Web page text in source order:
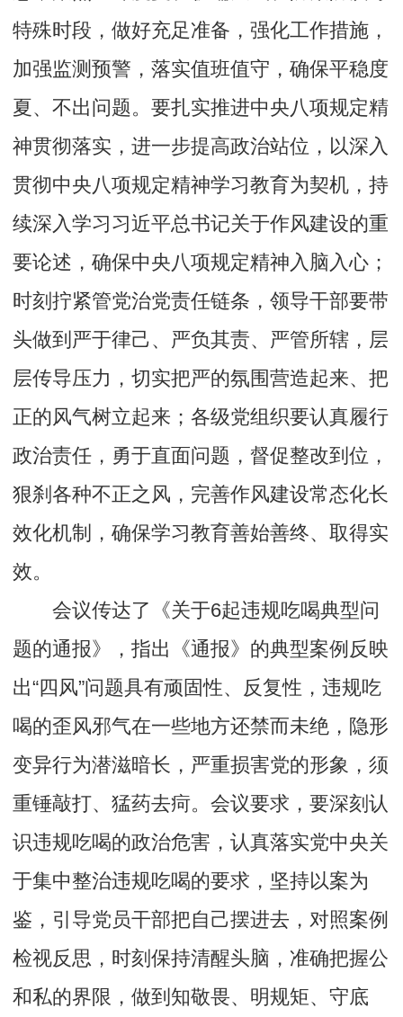
特殊时段，做好充足准备，强化工作措施，
加强监测预警，落实值班值守，确保平稳度
夏、不出问题。要扎实推进中央八项规定精
神贯彻落实，进一步提高政治站位，以深入
贯彻中央八项规定精神学习教育为契机，持
续深入学习习近平总书记关于作风建设的重
要论述，确保中央八项规定精神入脑入心；
时刻拧紧管党治党责任链条，领导干部要带
头做到严于律己、严负其责、严管所辖，层
层传导压力，切实把严的氛围营造起来、把
正的风气树立起来；各级党组织要认真履行
政治责任，勇于直面问题，督促整改到位，
狠刹各种不正之风，完善作风建设常态化长
效化机制，确保学习教育善始善终、取得实
效。
会议传达了《关于6起违规吃喝典型问
题的通报》，指出《通报》的典型案例反映
出“四风”问题具有顽固性、反复性，违规吃
喝的歪风邪气在一些地方还禁而未绝，隐形
变异行为潜滋暗长，严重损害党的形象，须
重锤敲打、猛药去疴。会议要求，要深刻认
识违规吃喝的政治危害，认真落实党中央关
于集中整治违规吃喝的要求，坚持以案为
鉴，引导党员干部把自己摆进去，对照案例
检视反思，时刻保持清醒头脑，准确把握公
和私的界限，做到知敬畏、明规矩、守底